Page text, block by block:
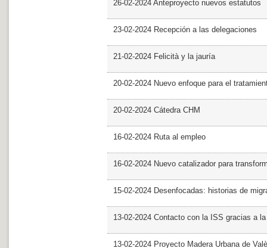
26-02-2024 Anteproyecto nuevos estatutos
23-02-2024 Recepción a las delegaciones
21-02-2024 Felicità y la jauría
20-02-2024 Nuevo enfoque para el
20-02-2024 Cátedra CHM
16-02-2024 Ruta al empleo
16-02-2024 Nuevo catalizador para
15-02-2024 Desenfocadas: historias de
13-02-2024 Contacto con la ISS gracias a
13-02-2024 Proyecto Madera Urbana de